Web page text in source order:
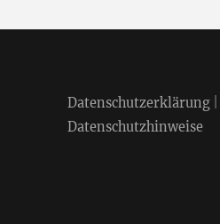
Datenschutzerklärung|
Datenschutzhinweise